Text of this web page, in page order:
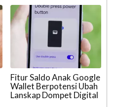
Fitur Saldo Anak Google
Wallet Berpotensi Ubah
Lanskap Dompet Digital